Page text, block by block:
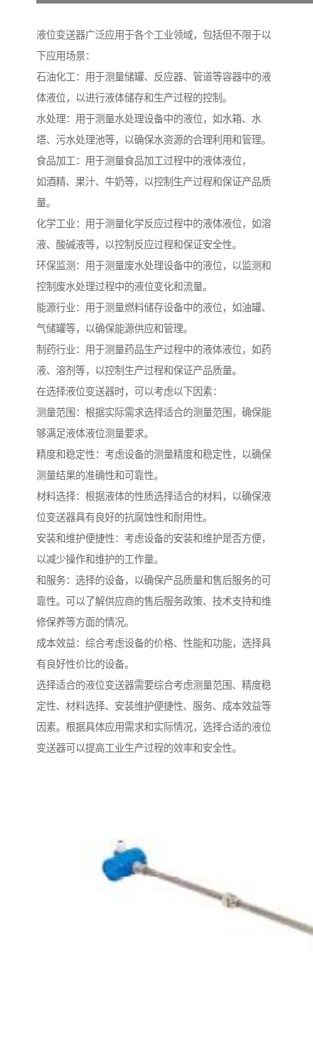
液位变送器广泛应用于各个工业领域，包括但不限于以
下应用场景：
石油化工：用于测量储罐、反应器、管道等容器中的液
体液位，以进行液体储存和生产过程的控制。
水处理：用于测量水处理设备中的液位，如水箱、水
塔、污水处理池等，以确保水资源的合理利用和管理。
食品加工：用于测量食品加工过程中的液体液位，
如酒精、果汁、牛奶等，以控制生产过程和保证产品质
量。
化学工业：用于测量化学反应过程中的液体液位，如溶
液、酸碱液等，以控制反应过程和保证安全性。
环保监测：用于测量废水处理设备中的液位，以监测和
控制废水处理过程中的液位变化和流量。
能源行业：用于测量燃料储存设备中的液位，如油罐、
气储罐等，以确保能源供应和管理。
制药行业：用于测量药品生产过程中的液体液位，如药
液、溶剂等，以控制生产过程和保证产品质量。
在选择液位变送器时，可以考虑以下因素：
测量范围：根据实际需求选择适合的测量范围，确保能
够满足液体液位测量要求。
精度和稳定性：考虑设备的测量精度和稳定性，以确保
测量结果的准确性和可靠性。
材料选择：根据液体的性质选择适合的材料，以确保液
位变送器具有良好的抗腐蚀性和耐用性。
安装和维护便捷性：考虑设备的安装和维护是否方便，
以减少操作和维护的工作量。
和服务：选择的设备，以确保产品质量和售后服务的可
靠性。可以了解供应商的售后服务政策、技术支持和维
修保养等方面的情况。
成本效益：综合考虑设备的价格、性能和功能，选择具
有良好性价比的设备。
选择适合的液位变送器需要综合考虑测量范围、精度稳
定性、材料选择、安装维护便捷性、服务、成本效益等
因素。根据具体应用需求和实际情况，选择合适的液位
变送器可以提高工业生产过程的效率和安全性。